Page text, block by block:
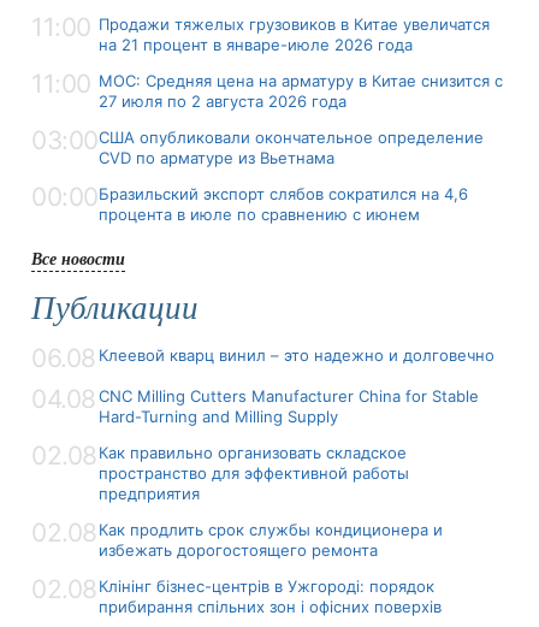
11:00 Продажи тяжелых грузовиков в Китае увеличатся
на 21 процент в январе-июле 2026 года
11:00 MOC: Средняя цена на арматуру в Китае снизится с
27 июля по 2 августа 2026 года
03:00США опубликовали окончательное определение
CVD по арматуре из Вьетнама
00:00Бразильский экспорт слябов сократился на 4,6
процента в июле по сравнению с июнем
Все новости
Публикации
06.08 Клеевой кварц винил – это надежно и долговечно
04.08 CNC Milling Cutters Manufacturer China for Stable
Hard-Turning and Milling Supply
02.08 Как правильно организовать складское
пространство для эффективной работы
предприятия
02.08 Как продлить срок службы кондиционера и
избежать дорогостоящего ремонта
02.08 Клінінг бізнес-центрів в Ужгороді: порядок
прибирання спільних зон і офісних поверхів